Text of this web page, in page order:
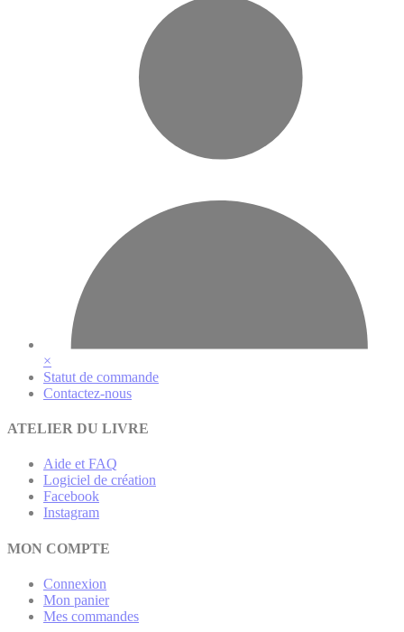
×
Statut de commande
Contactez-nous
ATELIER DU LIVRE
Aide et FAQ
Logiciel de création
Facebook
Instagram
MON COMPTE
Connexion
Mon panier
Mes commandes